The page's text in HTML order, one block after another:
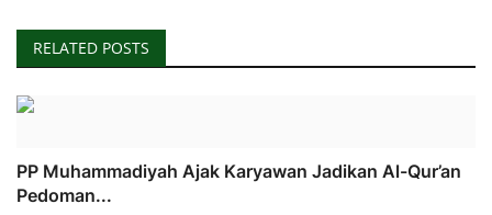
RELATED POSTS
PP Muhammadiyah Ajak Karyawan Jadikan Al-Qur’an
Pedoman...